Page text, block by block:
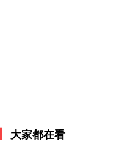
近900公里的海岸线
大家都在看